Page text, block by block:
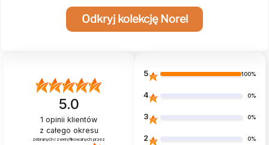
Odkryj kolekcję Norel
5.0
1 opinii klientów
z całego okresu
zebranych i zweryfikowanych przez
5 100%
4 0%
3 0%
2 0%